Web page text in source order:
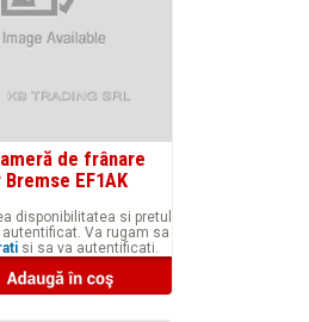
de frânare
Bremse EF1AK
disponibilitatea si pretul
Va rugam sa
si sa va autentificati.